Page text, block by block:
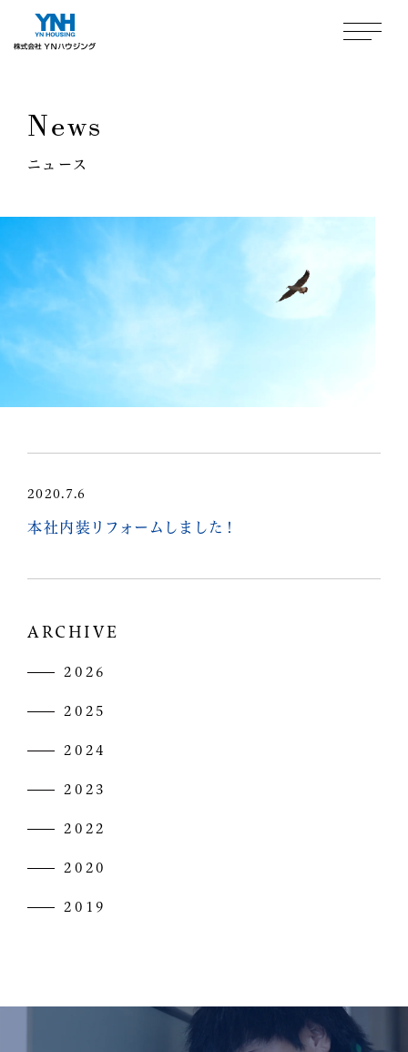
News
ニュース
2020.7.6
本社内装リフォームしました！
ARCHIVE
2026
2025
2024
2023
2022
2020
2019